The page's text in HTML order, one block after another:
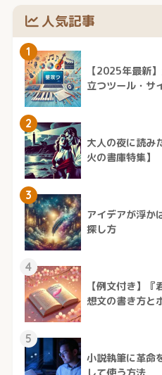
人気記事
1
【2025年最新
立つツール・サ
2
大人の夜に読み
火の書庫特集】
3
アイデアが浮か
探し方
4
【例文付き】
想文の書き方と
5
小説執筆に革命